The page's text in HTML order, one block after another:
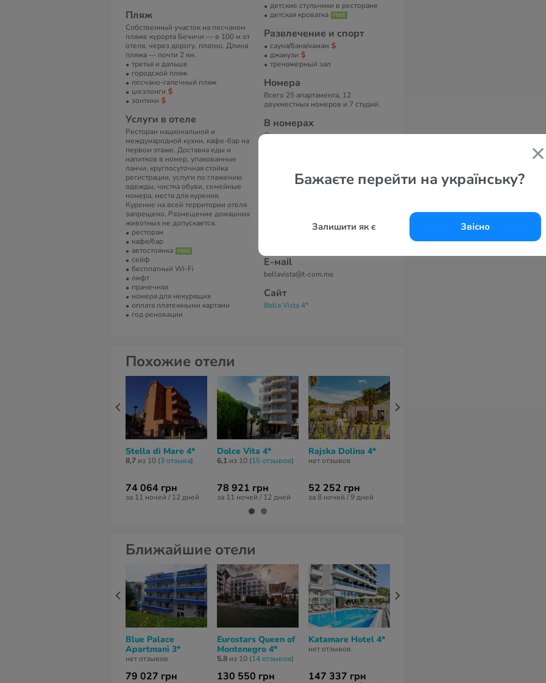
Бажаєте перейти на українську?
Залишити як є Звісно
Пляж
Собственный участок на песчаном
пляже курорта Бечичи — в 100 м от
отеля, через дорогу, платно. Длина
пляжа — почти 2 км.
третья и дальше
городской пляж
песчано-галечный пляж
шезлонги
зонтики
Услуги в отеле
Ресторан национальной и
международной кухни, кафе-бар на
первом этаже. Доставка еды и
напитков в номер, упакованные
ланчи, круглосуточная стойка
регистрации, услуги по глажению
одежды, чистка обуви, семейные
номера, места для курения.
Курение на всей территории отеля
запрещено. Размещение домашних
животных не допускается.
ресторан
кафе/бар
автостоянка
сейф
бесплатный Wi-Fi
лифт
прачечная
номера для некурящих
оплата платежными картами
год реновации
детские стульчики в ресторане
детская кроватка
Развлечение и спорт
сауна/баня/хамам
джакузи
тренажерный зал
Номера
Всего 25 апартамента, 12
двухместных номеров и 7 студий.
В номерах
Отель располагает номерами и
кухней и балконом.
Телефоны
Е-маil
bellavista@t-com.me
Сайт
Bella Vista 4*
Похожие отели
Stella di Mare 4*
8,7 из 10 (3 отзывa)
74 064 грн
за 11 ночей / 12 дней
Dolce Vita 4*
6,1 из 10 (15 отзывов)
78 921 грн
за 11 ночей / 12 дней
Rajska Dolina 4*
нет отзывов
52 252 грн
за 8 ночей / 9 дней
Ближайшие отели
Blue Palace
Apartmani 3*
нет отзывов
79 027 грн
Eurostars Queen of
Montenegro 4*
5,8 из 10 (14 отзывов)
130 550 грн
Katamare Hotel 4*
нет отзывов
147 337 грн